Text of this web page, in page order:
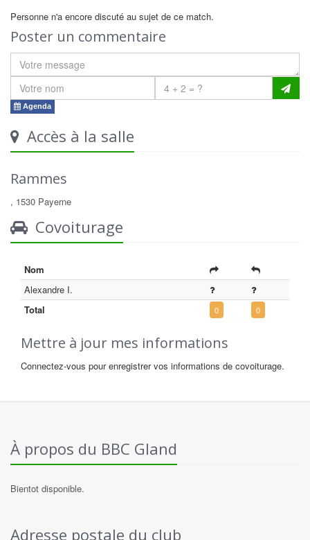
Personne n'a encore discuté au sujet de ce match.
Poster un commentaire
Agenda
Accès à la salle
Rammes
, 1530 Payerne
Covoiturage
Nom
Alexandre I.
Total
0 0
Mettre à jour mes informations
Connectez-vous pour enregistrer vos informations de covoiturage.
À propos du BBC Gland
Bientot disponible.
Adresse postale du club